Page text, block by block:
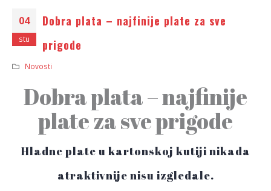
04
stu
Dobra plata – najfinije plate za sve
prigode
Novosti
Dobra plata – najfinije
plate za sve prigode
Hladne plate u kartonskoj kutiji nikada
atraktivnije nisu izgledale.